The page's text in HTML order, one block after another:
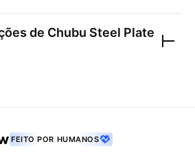
de Chubu Steel Plate
FEITO POR HUMANOS